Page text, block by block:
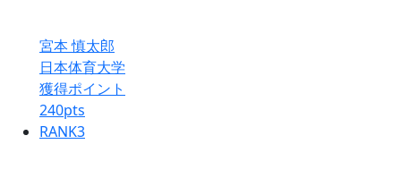
宮本 慎太郎
日本体育大学
獲得ポイント
240pts
RANK3